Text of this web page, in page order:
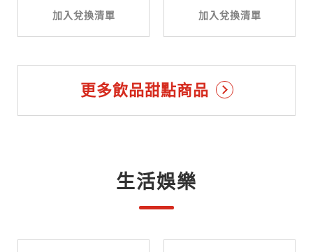
加入兌換清單 加入兌換清單
更多飲品甜點商品
生活娛樂